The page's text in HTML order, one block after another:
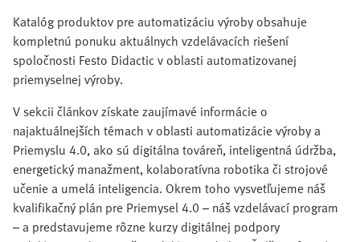
Katalóg produktov pre automatizáciu výroby obsahuje
kompletnú ponuku aktuálnych vzdelávacích riešení
spoločnosti Festo Didactic v oblasti automatizovanej
priemyselnej výroby.
V sekcii článkov získate zaujímavé informácie o
najaktuálnejších témach v oblasti automatizácie výroby a
Priemyslu 4.0, ako sú digitálna továreň, inteligentná údržba,
energetický manažment, kolaboratívna robotika či strojové
učenie a umelá inteligencia. Okrem toho vysvetľujeme náš
kvalifikačný plán pre Priemysel 4.0 – náš vzdelávací program
– a predstavujeme rôzne kurzy digitálnej podpory